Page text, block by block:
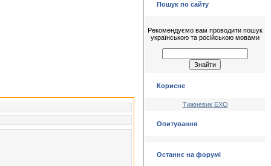
Пошук по сайту
Рекомендуємо вам проводити пошук
українською та російською мовами
Корисне
Тижневик ЕХО
Опитування
Останнє на форумі